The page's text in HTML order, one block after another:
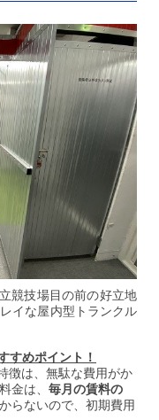
競技場目の前の好立地
イな屋内型トランクル
すめポイント！
徴は、無駄な費用がか
金は、 毎月の賃料の
らないので、初期費用